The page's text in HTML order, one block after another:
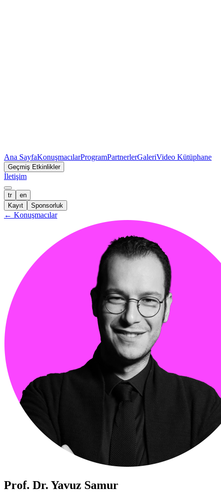
Ana SayfaKonuşmacılarProgramPartnerlerGaleriVideo Kütüphane
Geçmiş Etkinlikler
İletişim
tr
en
Kayıt
Sponsorluk
← Konuşmacılar
Prof. Dr. Yavuz Samur